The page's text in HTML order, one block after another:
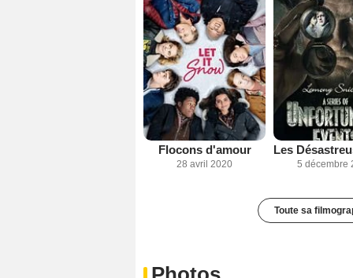
Flocons d'amour
28 avril 2020 5 décembre
Toute sa